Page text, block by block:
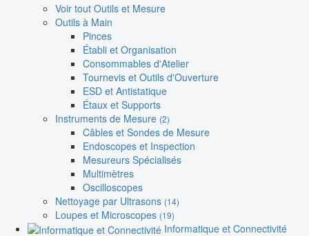
Voir tout Outils et Mesure
Outils à Main
Pinces
Établi et Organisation
Consommables d'Atelier
Tournevis et Outils d'Ouverture
ESD et Antistatique
Étaux et Supports
Instruments de Mesure (2)
Câbles et Sondes de Mesure
Endoscopes et Inspection
Mesureurs Spécialisés
Multimètres
Oscilloscopes
Nettoyage par Ultrasons (14)
Loupes et Microscopes (19)
Informatique et Connectivité